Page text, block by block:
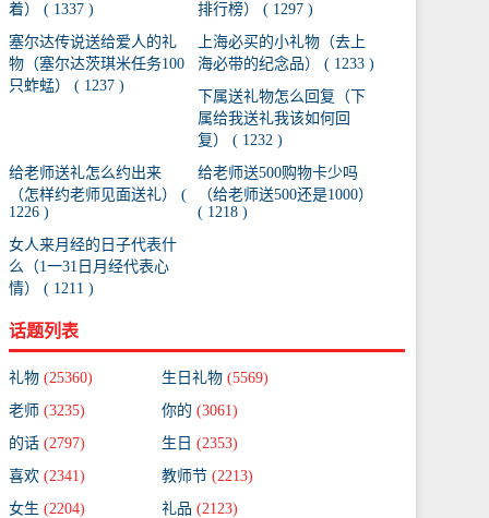
着） ( 1337 )
排行榜） ( 1297 )
塞尔达传说送给爱人的礼
物（塞尔达茨琪米任务100
只蚱蜢） ( 1237 )
上海必买的小礼物（去上
海必带的纪念品） ( 1233 )
下属送礼物怎么回复（下
属给我送礼我该如何回
复） ( 1232 )
给老师送礼怎么约出来
（怎样约老师见面送礼） (
1226 )
给老师送500购物卡少吗
（给老师送500还是1000）
( 1218 )
女人来月经的日子代表什
么（1一31日月经代表心
情） ( 1211 )
话题列表
礼物 (25360) 生日礼物 (5569)
老师 (3235) 你的 (3061)
的话 (2797) 生日 (2353)
喜欢 (2341) 教师节 (2213)
女生 (2204) 礼品 (2123)